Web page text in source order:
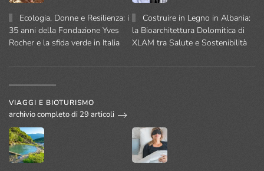
Ecologia, Donne e Resilienza: i
35 anni della Fondazione Yves
Rocher e la sfida verde in Italia
Costruire in Legno in Albania:
la Bioarchitettura Dolomitica di
XLAM tra Salute e Sostenibilità
VIAGGI E BIOTURISMO
archivio completo di 29 articoli